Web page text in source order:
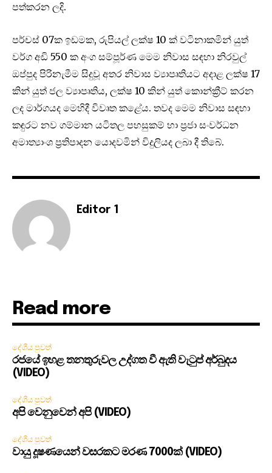
පත්කරන ලදි.
පර්චස් 07ක ඉඩමක, රුපියල් ලක්ෂ 10 ක් වටිනාකමින් යුත්
වර්ග අඩි 550 ක අංග සම්පූර්ණ ‍මෙම නිවාස සඳහා නිරවුල්
ඔප්පුද පිරිනැමීම සිදුවූ අතර නිවාස ව්‍යාපෘතියට අදාළ ලක්ෂ 17
කින් යුත් ජල ව්‍යාපෘතිය, ලක්ෂ 10 කින් යුත් කොන්ක්‍රීට් කරන
ලද මාර්ගයද මෙහිදී විවෘත කළේය. තවද මෙම නිවාස සඳහා
කඳුරට නව ගම්මාන යටිතල පහසුකම් හා ප්‍රජා සංවර්ධන
අමාත්‍යාංශ ප්‍රතිපාදන යොදවමින් විදුලියද ලබා දී තිබේ.
Editor 1
Read more
දේශීය පුවත්
රජයේ ඉහළ තනතුරුවල උද්ගත වී ඇති වැටුප් අර්බුදය
(VIDEO)
දේශීය පුවත්
අපි වෙනුවෙන් අපි (VIDEO)
දේශීය පුවත්
වායු දූෂණයෙන් වසරකට මරණ 7000ක් (VIDEO)